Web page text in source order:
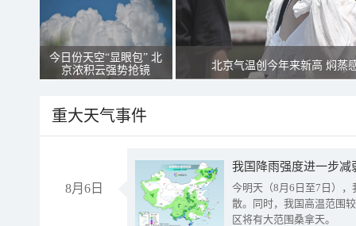
今日份天空“显眼包” 北
京浓积云强势抢镜
北京气温创今年来新高 焖蒸
重大天气事件
8月6日
今明天（8月6日至7日）
散。同时，我国高温范围
区将有大范围桑拿天。